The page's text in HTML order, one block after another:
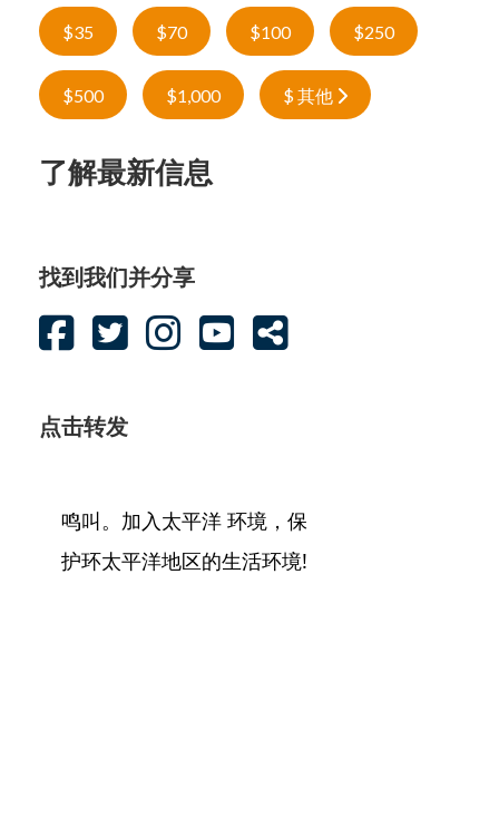
$35 $70 $100 $250
$500 $1,000 $ 其他
了解最新信息
找到我们并分享
点击转发
鸣叫。加入太平洋 环境，保
护环太平洋地区的生活环境!